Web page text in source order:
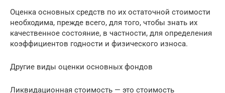
Оценка основных средств по их остаточной стоимости
необходима, прежде всего, для того, чтобы знать их
качественное состояние, в частности, для определения
коэффициентов годности и физического износа.
Другие виды оценки основных фондов
Ликвидационная стоимость — это стоимость